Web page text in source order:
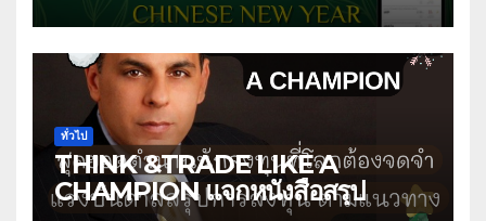
ทั่วไป
THINK &TRADE LIKE A
CHAMPION แจกหนังสือสรุป